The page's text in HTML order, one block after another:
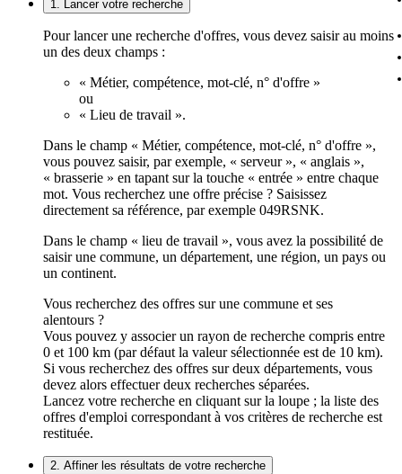
1. Lancer votre recherche
Pour lancer une recherche d'offres, vous devez saisir au moins
un des deux champs :
« Métier, compétence, mot-clé, n° d'offre »
ou
« Lieu de travail ».
Dans le champ « Métier, compétence, mot-clé, n° d'offre »,
vous pouvez saisir, par exemple, « serveur », « anglais »,
« brasserie » en tapant sur la touche « entrée » entre chaque
mot. Vous recherchez une offre précise ? Saisissez
directement sa référence, par exemple 049RSNK.
Dans le champ « lieu de travail », vous avez la possibilité de
saisir une commune, un département, une région, un pays ou
un continent.
Vous recherchez des offres sur une commune et ses
alentours ?
Vous pouvez y associer un rayon de recherche compris entre
0 et 100 km (par défaut la valeur sélectionnée est de 10 km).
Si vous recherchez des offres sur deux départements, vous
devez alors effectuer deux recherches séparées.
Lancez votre recherche en cliquant sur la loupe ; la liste des
offres d'emploi correspondant à vos critères de recherche est
restituée.
2. Affiner les résultats de votre recherche